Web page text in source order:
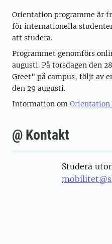
Orientation programme är
för internationella
att studera.
Programmet genomförs
augusti. På torsdagen den
Greet" på campus, följt av
den 29 augusti.
Information om Orientation
@ Kontakt
Studera